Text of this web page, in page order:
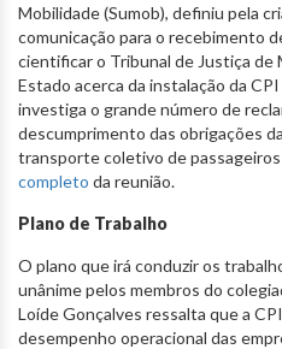
Mobilidade (Sumob), definiu pela
comunicação para o recebimento
cientificar o Tribunal de Justiça de
Estado acerca da instalação da
investiga o grande número de
descumprimento das obrigações
transporte coletivo de
completo da reunião.
Plano de Trabalho
O plano que irá conduzir os
unânime pelos membros do
Loíde Gonçalves ressalta que a
desempenho operacional das